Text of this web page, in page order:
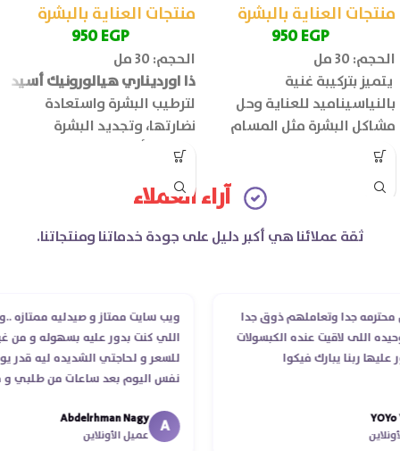
منتجات العناية بالبشرة
950EGP
الحجم: 30 مل
يتميز بتركيبة غنية
بالنياسيناميد للعناية وحل
مشاكل البشرة مثل المسام
الواسعة وحب الشباب والبقع
منتجات العناية بالبشرة
950EGP
الحجم: 30 مل
ذا اورديناري هيالورونيك أسيد
لترطيب البشرة واستعادة
نضارتها، وتجديد البشرة
وجعلها أكثر شباب وحيوية.
آراء العملاء
ثقة عملائنا هي أكبر دليل على جودة خدماتنا ومنتجاتنا.
جدا وتعاملهم ذوق جدا
لاقيت عنده الكبسولات
يبارك فيكوا
ويب سايت ممتاز و صيدليه ممتازه ..وفرت
اللي كنت بدور عليه بسهوله و من غير
للسعر و لحاجتي الشديده ليه قدر يوصله
نفس اليوم بعد ساعات من طلبي و
انتهاء موعد عمله ..فضل يتابع معايا لحد
استلمت ..شكرا جزيلا ليكم
Abdelrhman Nagy
عميل الأونلاين